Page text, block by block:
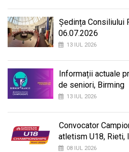
Ședința Consiliului
06.07.2026
13 IUL 2026
Informații actuale
de seniori, Birming
13 IUL 2026
Convocator
atletism U18, Rieti,
08 IUL 2026